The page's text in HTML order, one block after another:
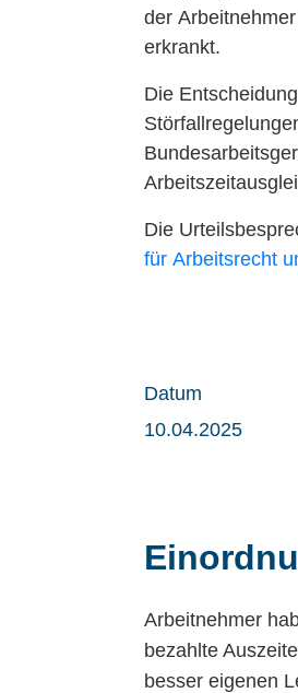
der
erkrankt.
Die
Die
für Arbeitsrecht
Datum
10.04.2025
Arbeitnehmer
bezahlte
besser eigenen